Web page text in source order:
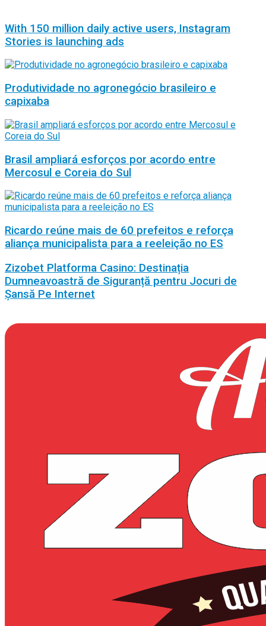
With 150 million daily active users, Instagram
Stories is launching ads
Produtividade no agronegócio brasileiro e
capixaba
Brasil ampliará esforços por acordo entre
Mercosul e Coreia do Sul
Ricardo reúne mais de 60 prefeitos e reforça
aliança municipalista para a reeleição no ES
Zizobet Platforma Casino: Destinația
Dumneavoastră de Siguranță pentru Jocuri de
Șansă Pe Internet